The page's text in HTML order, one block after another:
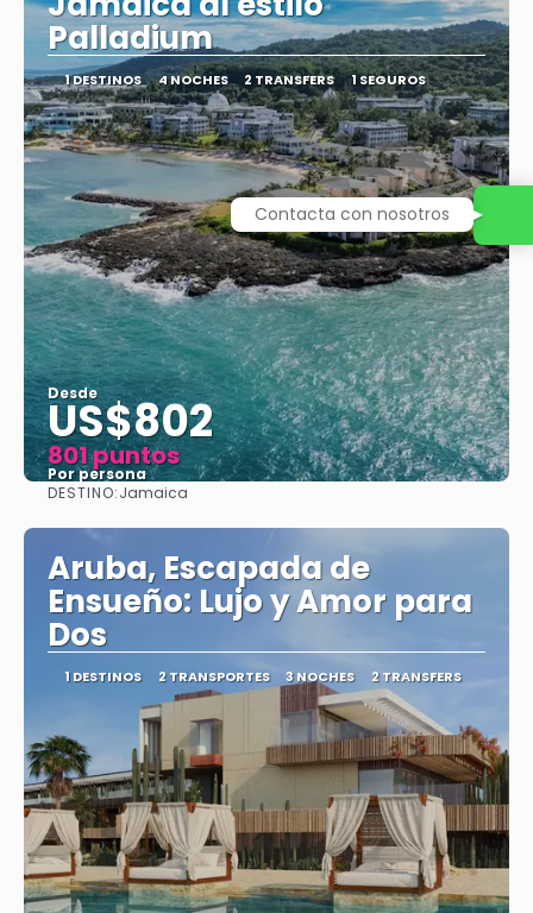
Palladium
1 DESTINOS 4 NOCHES 2 TRANSFERS 1 SEGUROS
Desde
US$802
801 puntos
Por persona
DESTINO:Jamaica
Aruba, Escapada de
Ensueño: Lujo y Amor para
Dos
1 DESTINOS 2 TRANSPORTES 3 NOCHES 2 TRANSFERS
Contacta con nosotros